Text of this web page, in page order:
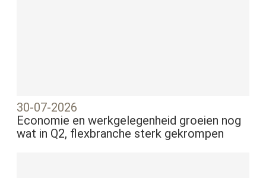
30-07-2026
Economie en werkgelegenheid groeien nog
wat in Q2, flexbranche sterk gekrompen